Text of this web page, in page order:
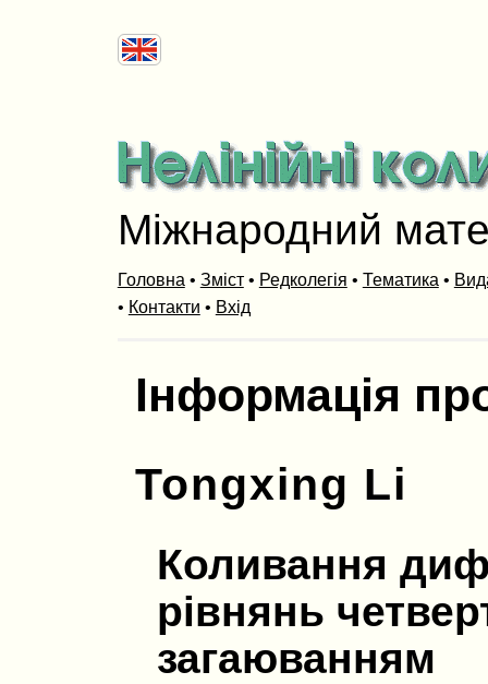
Міжнародний
Головна • Зміст• Редколегія • Тематика •
• Контакти • Вхід
Інформація
Tongxing Li
Коливання
рiвнянь
загаюванням